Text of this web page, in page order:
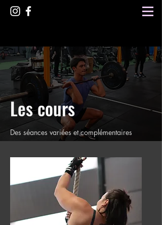
Les cours
Des séances variées et complémentaires